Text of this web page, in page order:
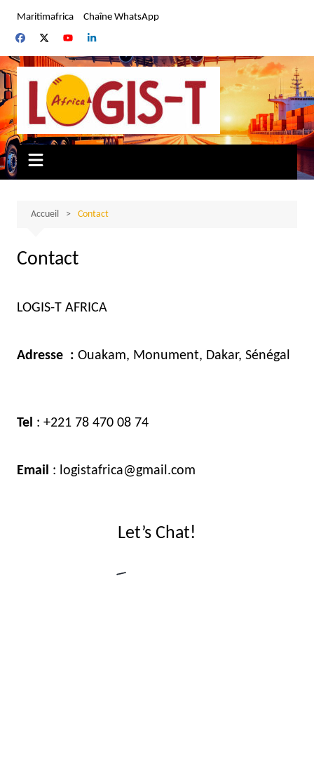
contenu
Maritimafrica Chaîne WhatsApp
Accueil Contact
Contact
LOGIS-T AFRICA
Adresse : Ouakam, Monument, Dakar, Sénégal
Tel : +221 78 470 08 74
Email : logistafrica@gmail.com
Let’s Chat!